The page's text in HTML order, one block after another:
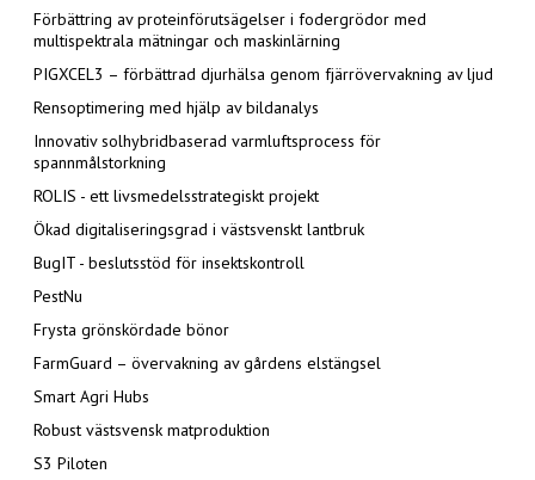
Förbättring av proteinförutsägelser i fodergrödor med
multispektrala mätningar och maskinlärning
PIGXCEL3 – förbättrad djurhälsa genom fjärrövervakning av ljud
Rensoptimering med hjälp av bildanalys
Innovativ solhybridbaserad varmluftsprocess för
spannmålstorkning
ROLIS - ett livsmedelsstrategiskt projekt
Ökad digitaliseringsgrad i västsvenskt lantbruk
BugIT - beslutsstöd för insektskontroll
PestNu
Frysta grönskördade bönor
FarmGuard – övervakning av gårdens elstängsel
Smart Agri Hubs
Robust västsvensk matproduktion
S3 Piloten